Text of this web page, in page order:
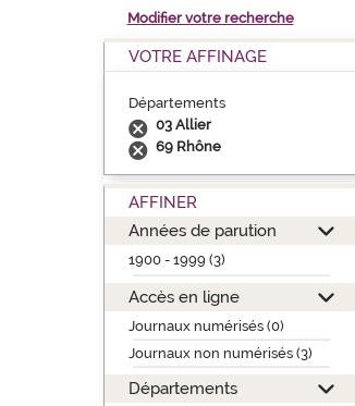
Modifier votre recherche
VOTRE AFFINAGE
Départements
03 Allier
69 Rhône
AFFINER
Années de parution
1900 - 1999 (3)
Accès en ligne
Journaux numérisés (0)
Journaux non numérisés (3)
Départements